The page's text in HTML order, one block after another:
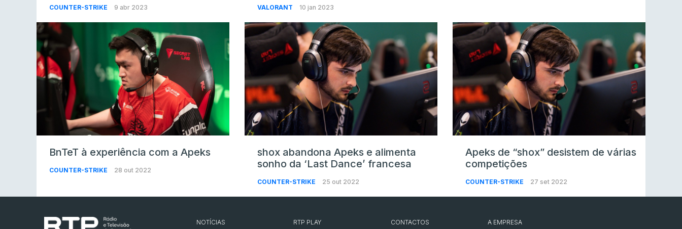
COUNTER-STRIKE 9 abr 2023 VALORANT 10 jan 2023
BnTeT à experiência com a Apeks
COUNTER-STRIKE 28 out 2022
shox abandona Apeks e alimenta
sonho da ‘Last Dance’ francesa
COUNTER-STRIKE 25 out 2022
Apeks de “shox” desistem de várias
competições
COUNTER-STRIKE 27 set 2022
NOTÍCIAS RTP PLAY CONTACTOS A EMPRESA